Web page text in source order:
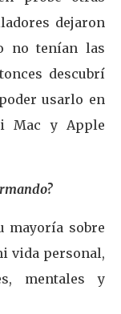
dejaron
no tenían las
descubrí
usarlo en
Mac y Apple
mayoría sobre
vida personal,
mentales y